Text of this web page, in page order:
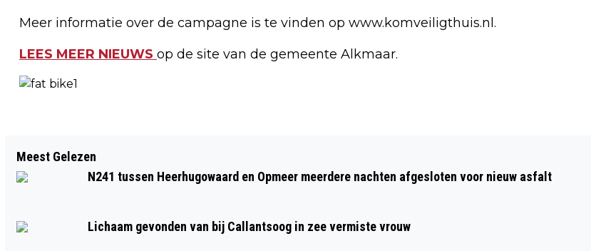
Meer informatie over de campagne is te vinden op www.komveiligthuis.nl.
LEES MEER NIEUWS op de site van de gemeente Alkmaar.
PERKAMENTEN FRAGMENTEN NA 400
JAAR HERENIGD
ONTRUIMD NA VONDST VAN ZWAAR
Meest Gelezen
N241 tussen Heerhugowaard en Opmeer meerdere nachten afgesloten voor nieuw asfalt
Lichaam gevonden van bij Callantsoog in zee vermiste vrouw